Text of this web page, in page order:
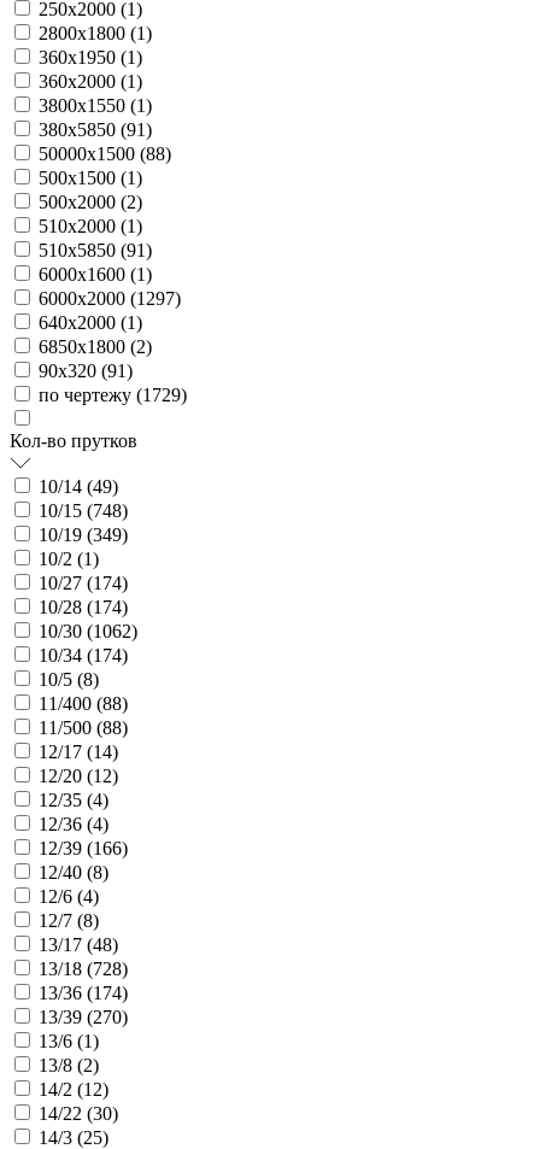
250х2000 (1)
2800х1800 (1)
360х1950 (1)
360х2000 (1)
3800х1550 (1)
380х5850 (91)
50000х1500 (88)
500х1500 (1)
500х2000 (2)
510х2000 (1)
510х5850 (91)
6000х1600 (1)
6000х2000 (1297)
640х2000 (1)
6850х1800 (2)
90х320 (91)
по чертежу (1729)
Кол-во прутков
10/14 (49)
10/15 (748)
10/19 (349)
10/2 (1)
10/27 (174)
10/28 (174)
10/30 (1062)
10/34 (174)
10/5 (8)
11/400 (88)
11/500 (88)
12/17 (14)
12/20 (12)
12/35 (4)
12/36 (4)
12/39 (166)
12/40 (8)
12/6 (4)
12/7 (8)
13/17 (48)
13/18 (728)
13/36 (174)
13/39 (270)
13/6 (1)
13/8 (2)
14/2 (12)
14/22 (30)
14/3 (25)